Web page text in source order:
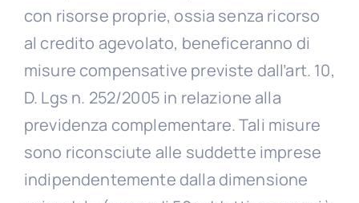
con risorse proprie, ossia senza ricorso
al credito agevolato, beneficeranno di
misure compensative previste dall’art. 10,
D. Lgs n. 252/2005 in relazione alla
previdenza complementare. Tali misure
sono riconsciute alle suddette imprese
indipendentemente dalla dimensione